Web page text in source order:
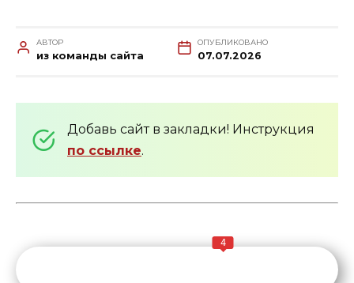
АВТОР
из команды сайта
ОПУБЛИКОВАНО
07.07.2026
Добавь сайт в закладки! Инструкция
по ссылке.
4